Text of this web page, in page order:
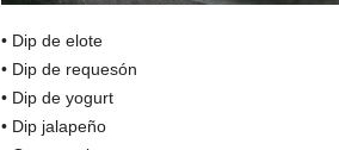
• Dip de elote
• Dip de requesón
• Dip de yogurt
• Dip jalapeño